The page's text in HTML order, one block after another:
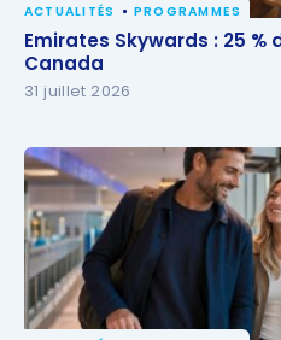
Emirates Skywards : 25 %
Canada
ACTUALITÉS PROGRAMMES
Emirates Skywards : 25 %
Canada
31 juillet 2026